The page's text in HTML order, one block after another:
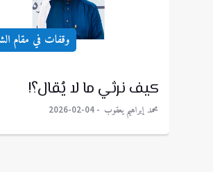
وقفات في مقام
كيف نرثي ما لا يُقال؟!
محمد إبراهيم يعقوب 2026-02-04